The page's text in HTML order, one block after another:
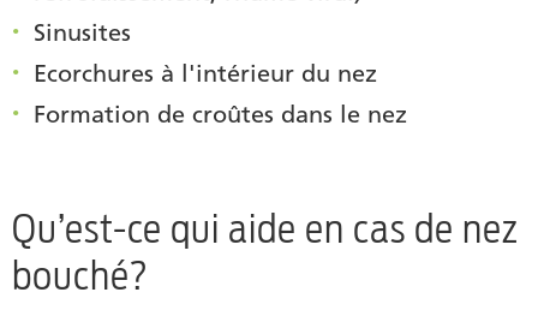
Sinusites
Ecorchures à l'intérieur du nez
Formation de croûtes dans le nez
Qu’est-ce qui aide en cas de nez
bouché?